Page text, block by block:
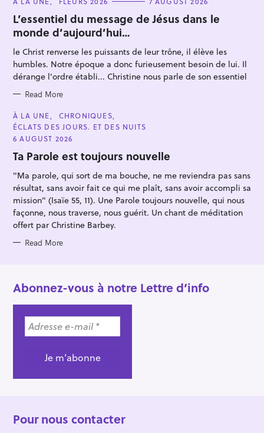
T
E
G
O
R
I
E
S
L’essentiel du message de Jésus dans le
monde d’aujourd’hui…
le Christ renverse les puissants de leur trône, il élève les
humbles. Notre époque a donc furieusement besoin de lui. Il
dérange l'ordre établi... Christine nous parle de son essentiel
Read More
C
A
T
E
O
R
E
À LA UNE
CHRONIQUES
ÉCLATS DES JOURS. ET DES NUITS
6 AUGUST 2026
Ta Parole est toujours nouvelle
"Ma parole, qui sort de ma bouche, ne me reviendra pas sans
résultat, sans avoir fait ce qui me plaît, sans avoir accompli sa
mission" (Isaïe 55, 11). Une Parole toujours nouvelle, qui nous
façonne, nous traverse, nous guérit. Un chant de méditation
offert par Christine Barbey.
Read More
Abonnez-vous à notre Lettre d’info
Pour nous contacter
e
a
c
h
f
r
: